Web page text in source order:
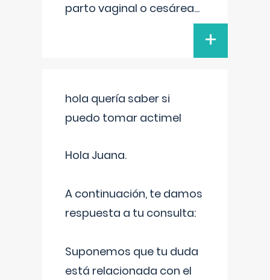
parto vaginal o cesárea...
+
hola quería saber si
puedo tomar actimel
Hola Juana.
A continuación, te damos
respuesta a tu consulta:
Suponemos que tu duda
está relacionada con el